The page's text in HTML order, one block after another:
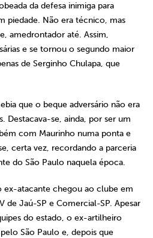
da defesa inimiga para
piedade. Não era técnico, mas
amedrontador até. Assim,
e se tornou o segundo maior
de Serginho Chulapa, que
que o beque adversário não era
Destacava-se, ainda, por ser um
com Maurinho numa ponta e
certa vez, recordando a parceria
do São Paulo naquela época.
ex-atacante chegou ao clube em
de Jaú-SP e Comercial-SP. Apesar
do estado, o ex-artilheiro
São Paulo e, depois que